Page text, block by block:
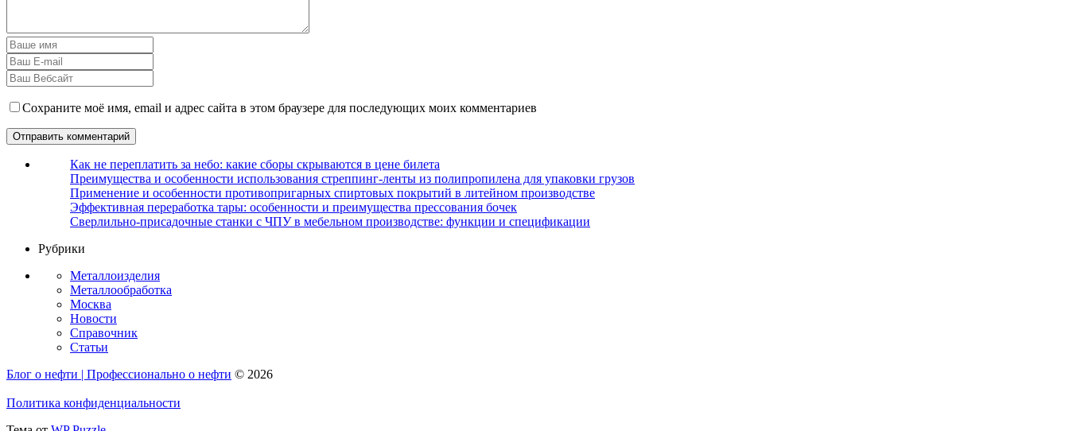
Сохраните моё имя, email и адрес сайта в этом браузере для последующих моих комментариев
Как не переплатить за небо: какие сборы скрываются в цене билета
Преимущества и особенности использования стреппинг-ленты из полипропилена для упаковки грузов
Применение и особенности противопригарных спиртовых покрытий в литейном производстве
Эффективная переработка тары: особенности и преимущества прессования бочек
Сверлильно-присадочные станки с ЧПУ в мебельном производстве: функции и спецификации
Рубрики
Металлоизделия
Металлообработка
Москва
Новости
Справочник
Статьи
Блог о нефти | Профессионально о нефти © 2026
Политика конфиденциальности